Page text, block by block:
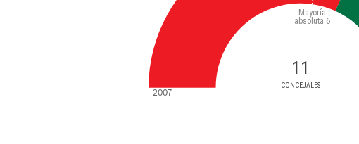
11
CONCEJALES
Mayoría
absoluta 6
2007